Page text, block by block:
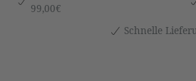
99,00€
Schnelle